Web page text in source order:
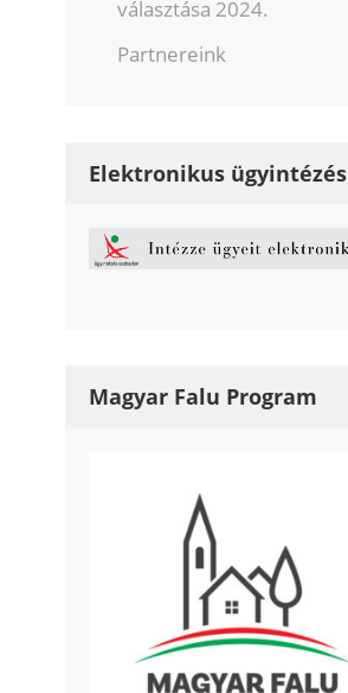
választása 2024.
Partnereink
Elektronikus ügyintézés
Magyar Falu Program